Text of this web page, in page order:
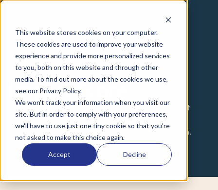
This website stores cookies on your computer.
These cookies are used to improve your website
experience and provide more personalized services
to you, both on this website and through other
media. To find out more about the cookies we use,
see our Privacy Policy.
We won't track your information when you visit our
site. But in order to comply with your preferences,
we'll have to use just one tiny cookie so that you're
not asked to make this choice again.
Accept Decline
A PROPOS
Impact Score
Chez Intheair, nous mesurons notre succès par l'impact
positif que nous créons. Découvrez comment nous
contribuons à un monde meilleur, aujourd'hui et demain.